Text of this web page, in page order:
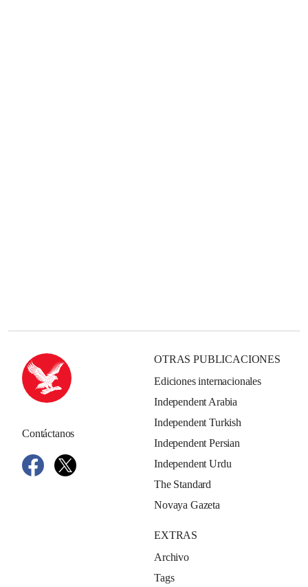
Contáctanos
OTRAS PUBLICACIONES
Ediciones internacionales
Independent Arabia
Independent Turkish
Independent Persian
Independent Urdu
The Standard
Novaya Gazeta
EXTRAS
Archivo
Tags